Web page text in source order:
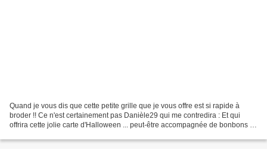
Quand je vous dis que cette petite grille que je vous offre est si rapide à
broder !! Ce n'est certainement pas Danièle29 qui me contredira : Et qui
offrira cette jolie carte d'Halloween ... peut-être accompagnée de bonbons !!